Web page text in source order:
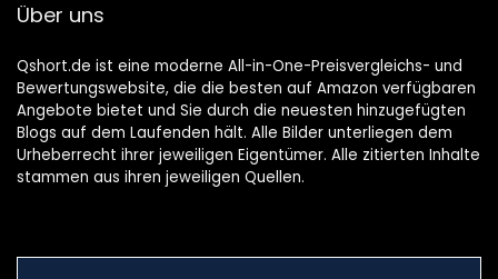
Über uns
Qshort.de ist eine moderne All-in-One-Preisvergleichs- und
Bewertungswebsite, die die besten auf Amazon verfügbaren
Angebote bietet und Sie durch die neuesten hinzugefügten
Blogs auf dem Laufenden hält. Alle Bilder unterliegen dem
Urheberrecht ihrer jeweiligen Eigentümer. Alle zitierten Inhalte
stammen aus ihren jeweiligen Quellen.